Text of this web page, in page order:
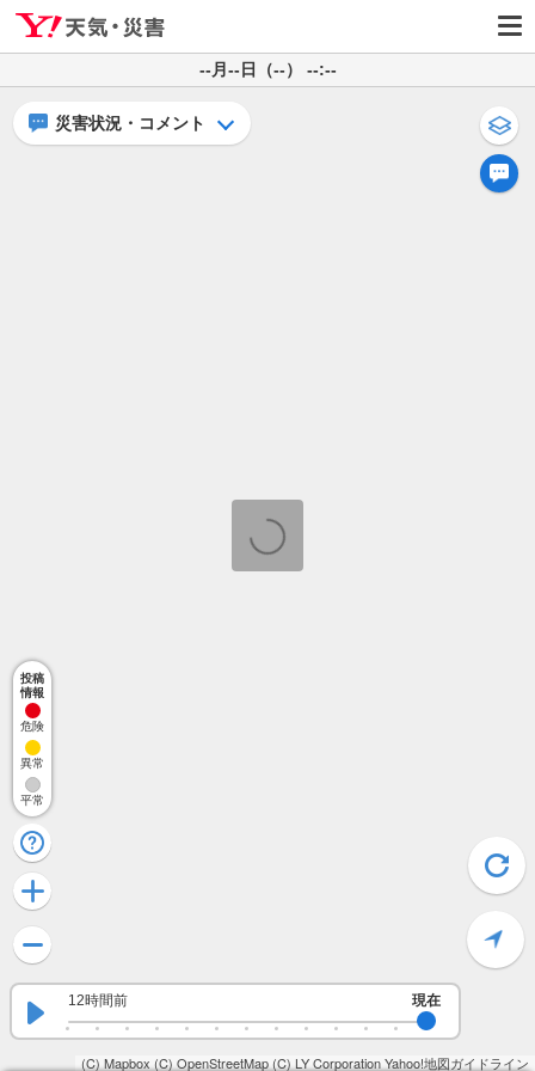
--月--日（--） --:--
(C) Mapbox (C) OpenStreetMap(C) LY CorporationYahoo!地図ガイドライン
災害状況・コメント
12時間前 現在
投稿
情報
危険
異常
平常